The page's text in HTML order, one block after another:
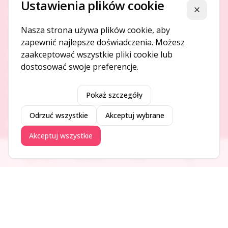
Platforma ogłoszeń i firm, która łączy ludzi i rozwija biznes
O NAS
DODAJ I PROMUJ
Dodaj ogłoszenie
Dodaj firmę
Ogłoszenia Aktualności Firmy Blog
Ustawienia plików cookie Zamknij
Nasza strona używa plików cookie, aby
zapewnić najlepsze doświadczenia. Możesz
zaakceptować wszystkie pliki cookie lub
dostosować swoje preferencje.
Pokaż szczegóły
Odrzuć wszystkie Akceptuj wybrane
Akceptuj wszystkie